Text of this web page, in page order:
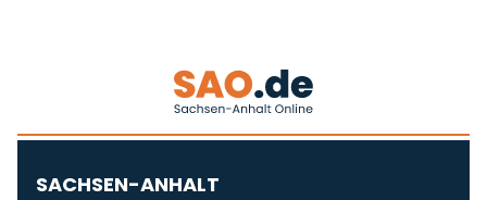
SACHSEN-ANHALT